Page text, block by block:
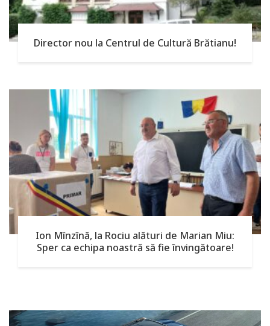
Director nou la Centrul de Cultură Brătianu!
Ion Mînzînă, la Rociu alături de Marian Miu:
Sper ca echipa noastră să fie învingătoare!